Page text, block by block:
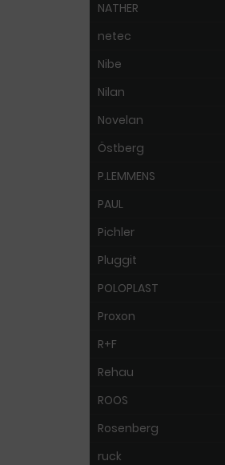
NATHER
netec
Nibe
Nilan
Novelan
Östberg
P.LEMMENS
PAUL
Pichler
Pluggit
POLOPLAST
Proxon
R+F
Rehau
ROOS
Rosenberg
ruck